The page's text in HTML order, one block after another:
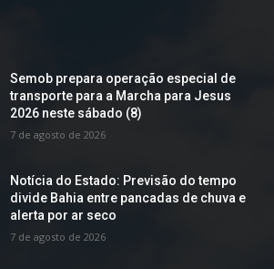
Semob prepara operação especial de
transporte para a Marcha para Jesus
2026 neste sábado (8)
7 de agosto de 2026
Notícia do Estado: Previsão do tempo
divide Bahia entre pancadas de chuva e
alerta por ar seco
7 de agosto de 2026